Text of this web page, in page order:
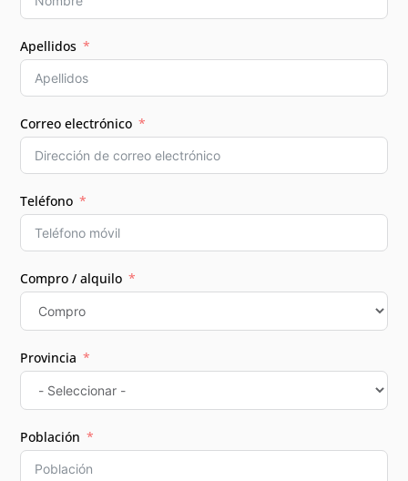
Apellidos
Correo electrónico
Teléfono
Compro / alquilo
Provincia
Población